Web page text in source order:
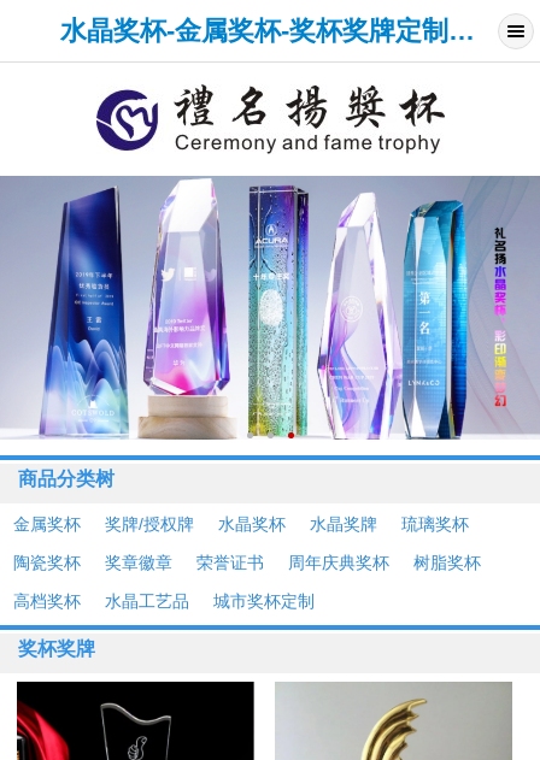
水晶奖杯-金属奖杯-奖杯奖牌定制-厦门礼名扬水晶工艺品网
商品分类树
金属奖杯 奖牌/授权牌 水晶奖杯 水晶奖牌
琉璃奖杯
陶瓷奖杯
奖章徽章 荣誉证书 周年庆典奖杯
树脂奖杯
高档奖杯
水晶工艺品 城市奖杯定制
奖杯奖牌